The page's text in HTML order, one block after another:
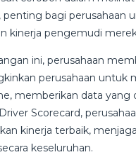
penting bagi perusahaan
kinerja pengemudi
ini, perusahaan
perusahaan untuk
memberikan data
Scorecard,
kinerja terbaik,
keseluruhan.